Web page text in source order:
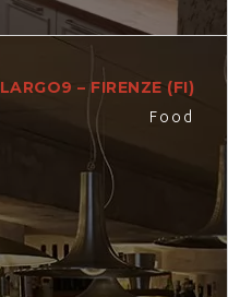
LARGO9 – FIRENZE (FI)
Food